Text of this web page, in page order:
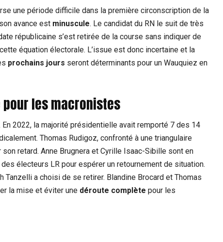
une période difficile dans la première circonscription de la
avance est minuscule. Le candidat du RN le suit de très
républicaine s’est retirée de la course sans indiquer de
équation électorale. L’issue est donc incertaine et la
prochains jours seront déterminants pour un Wauquiez en
pour les macronistes
2022, la majorité présidentielle avait remporté 7 des 14
Thomas Rudigoz, confronté à une triangulaire
retard. Anne Brugnera et Cyrille Isaac-Sibille sont en
électeurs LR pour espérer un retournement de situation.
a choisi de se retirer. Blandine Brocard et Thomas
la mise et éviter une déroute complète pour les